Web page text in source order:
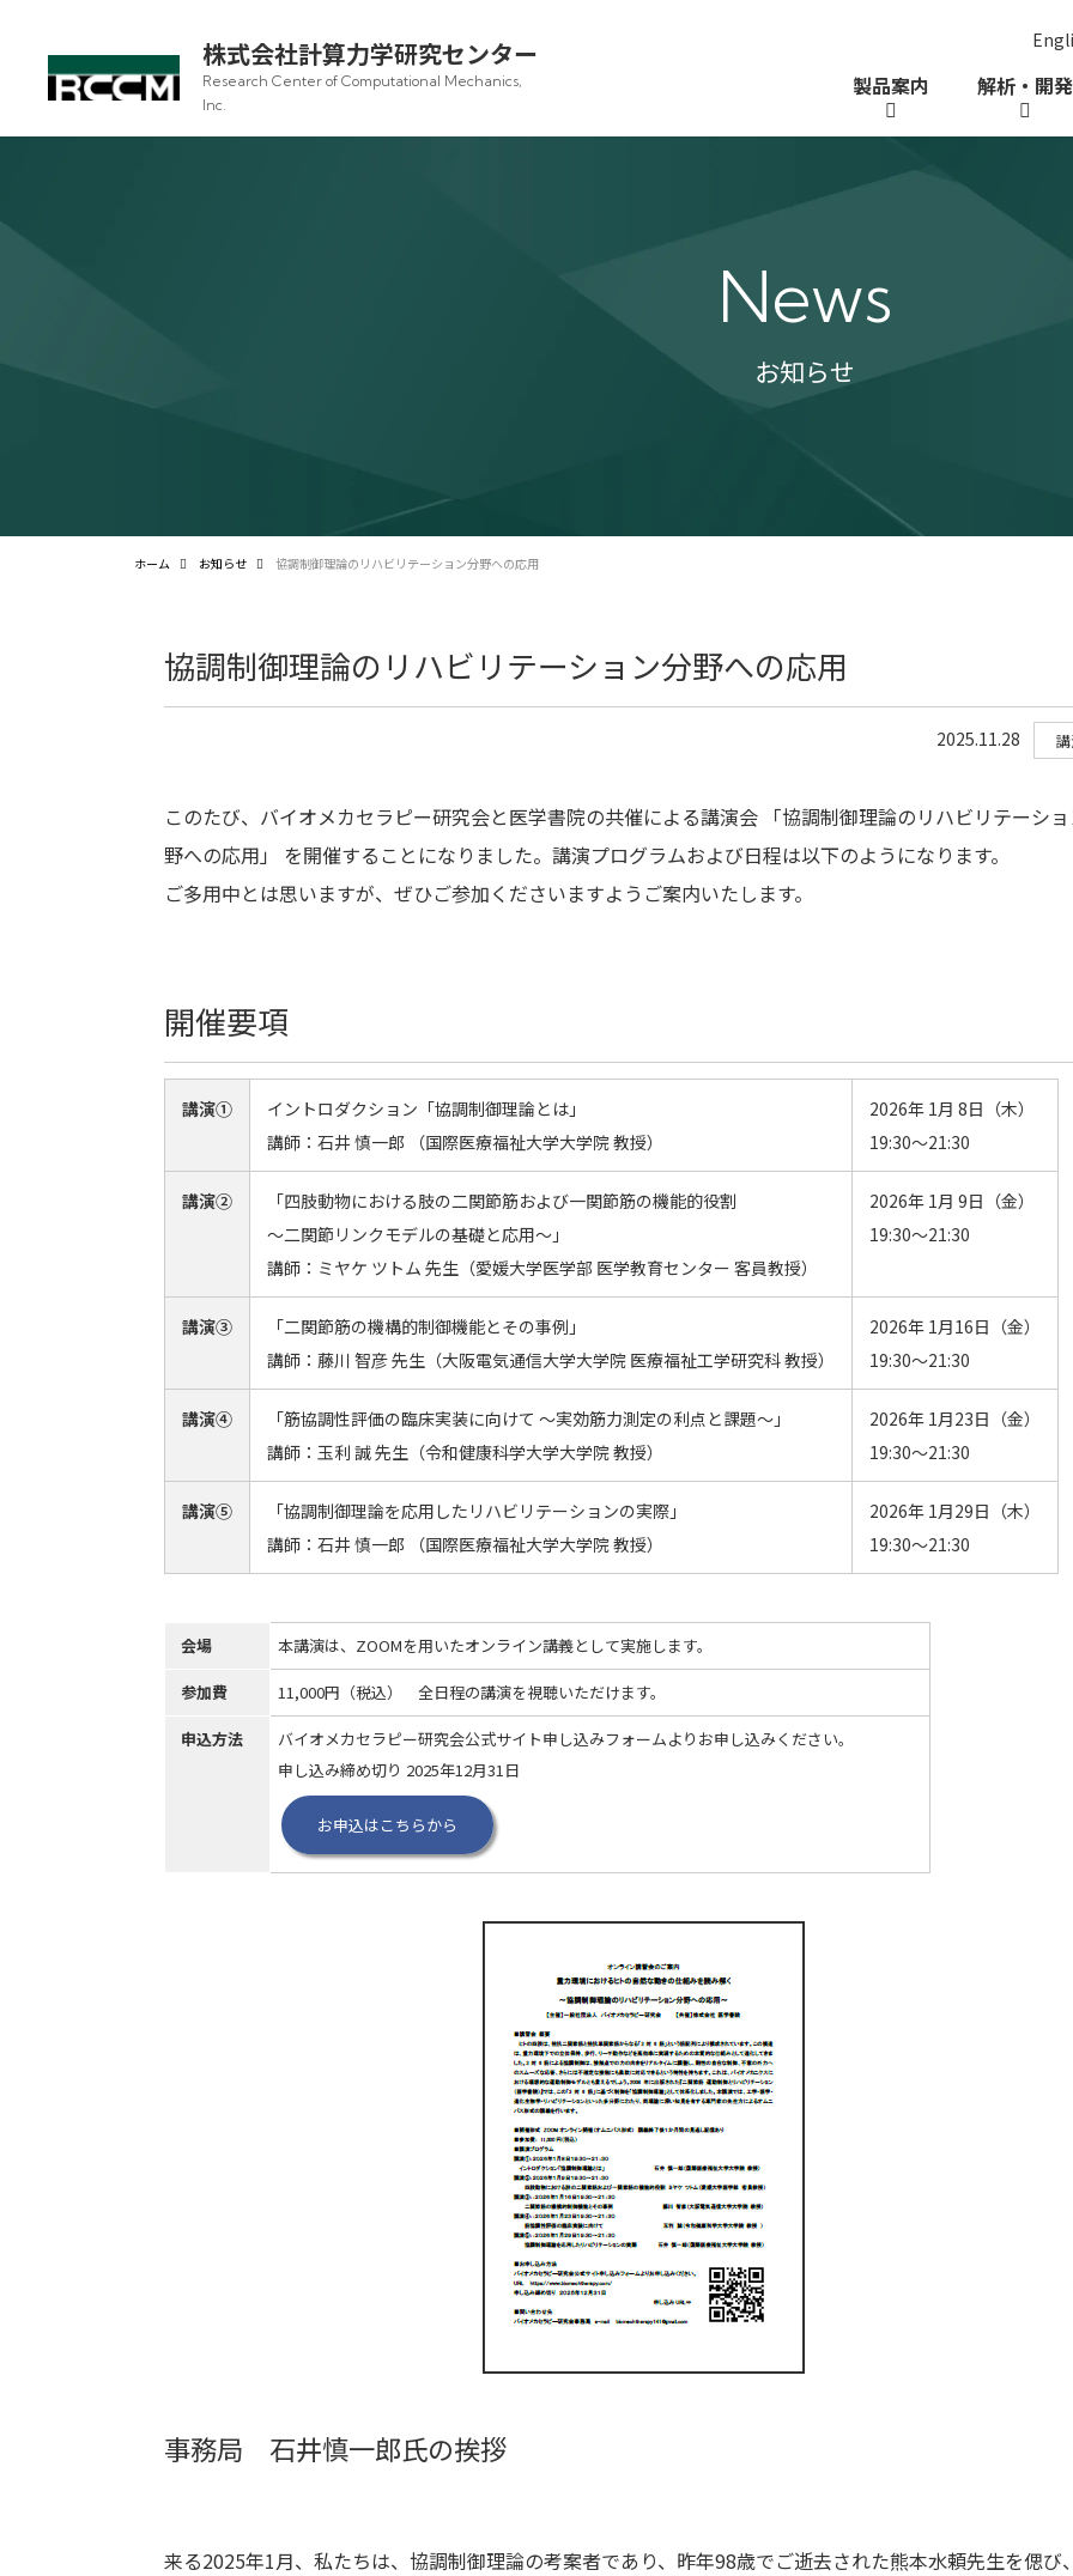
株式会社計算力学研究センター
Research Center of Computational Mechanics,
Inc.
製品案内 解析・開発
News
お知らせ
ホーム お知らせ 協調制御理論のリハビリテーション分野への応用
協調制御理論のリハビリテーション分野への応用
2025.11.28
このたび、バイオメカセラピー研究会と医学書院の共催による講演会 「協調制御理論のリハビリテーシ
野への応用」 を開催することになりました。講演プログラムおよび日程は以下のようになります。
ご多用中とは思いますが、ぜひご参加くださいますようご案内いたします。
開催要項
講演①
イントロダクション「協調制御理論とは」
講師：石井 慎一郎 （国際医療福祉大学大学院 教授）
2026年 1月 8日（木）
19:30～21:30
講演②
「四肢動物における肢の二関節筋および一関節筋の機能的役割
～二関節リンクモデルの基礎と応用～」
講師：ミヤケ ツトム 先生（愛媛大学医学部 医学教育センター 客員教授）
2026年 1月 9日（金）
19:30～21:30
講演③
「二関節筋の機構的制御機能とその事例」
講師：藤川 智彦 先生（大阪電気通信大学大学院 医療福祉工学研究科 教授）
2026年 1月16日（金）
19:30～21:30
講演④
「筋協調性評価の臨床実装に向けて ～実効筋力測定の利点と課題～」
講師：玉利 誠 先生（令和健康科学大学大学院 教授）
2026年 1月23日（金）
19:30～21:30
講演⑤
「協調制御理論を応用したリハビリテーションの実際」
講師：石井 慎一郎 （国際医療福祉大学大学院 教授）
2026年 1月29日（木）
19:30～21:30
会場 本講演は、ZOOMを用いたオンライン講義として実施します。
参加費 11,000円（税込） 全日程の講演を視聴いただけます。
申込方法
バイオメカセラピー研究会公式サイト申し込みフォームよりお申し込みください。
申し込み締め切り 2025年12月31日
お申込はこちらから
事務局 石井慎一郎氏の挨拶
来る2025年1月、私たちは、協調制御理論の考案者であり、昨年98歳でご逝去された熊本水頼先生を偲び